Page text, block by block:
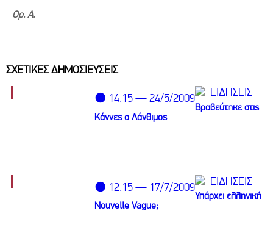
Ορ. Α.
ΣΧΕΤΙΚΕΣ ΔΗΜΟΣΙΕΥΣΕΙΣ
ΕΙΔΗΣΕΙΣ
⚫ 14:15 — 24/5/2009
Βραβεύτηκε στις
Κάννες ο Λάνθιμος
ΕΙΔΗΣΕΙΣ
⚫ 12:15 — 17/7/2009
Υπάρχει ελληνική
Nouvelle Vague;